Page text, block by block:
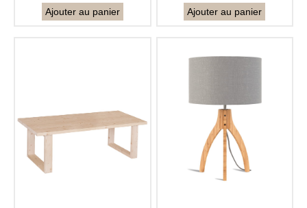
Ajouter au panier Ajouter au panier